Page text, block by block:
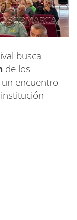
busca
de los
encuentro